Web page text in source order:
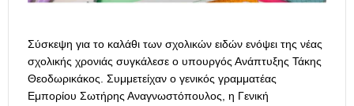
Σύσκεψη για το καλάθι των σχολικών ειδών ενόψει της νέας
σχολικής χρονιάς συγκάλεσε ο υπουργός Ανάπτυξης Τάκης
Θεοδωρικάκος. Συμμετείχαν ο γενικός γραμματέας
Εμπορίου Σωτήρης Αναγνωστόπουλος, η Γενική